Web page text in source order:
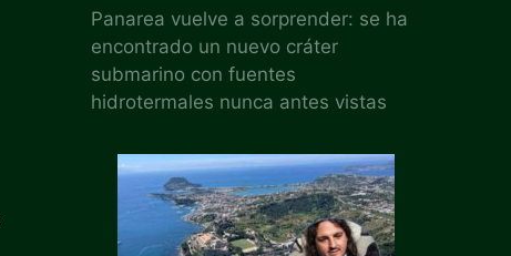
Panarea vuelve a sorprender: se ha
encontrado un nuevo cráter
submarino con fuentes
hidrotermales nunca antes vistas